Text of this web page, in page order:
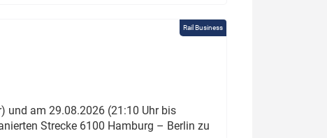
Rail Business
und am 29.08.2026 (21:10 Uhr bis
Strecke 6100 Hamburg – Berlin zu